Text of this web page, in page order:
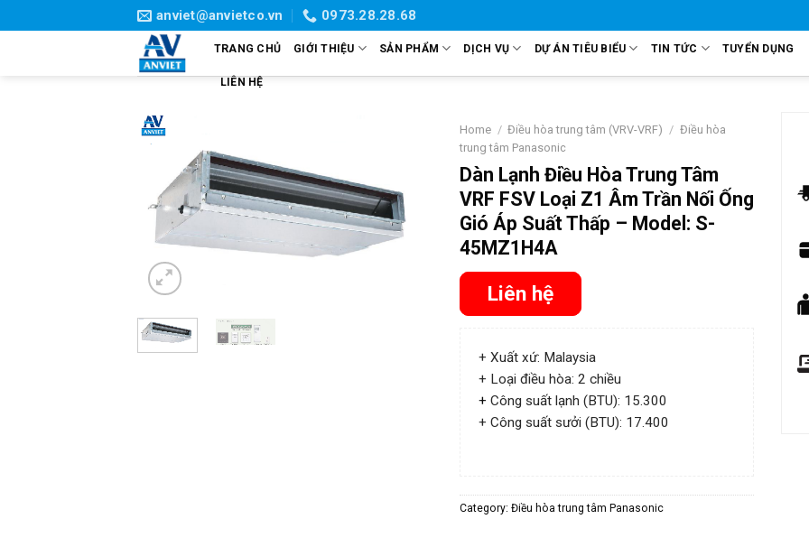
to
anviet@anvietco.vn 0973.28.28.68
TRANG CHỦ GIỚI THIỆU SẢN PHẨM DỊCH VỤ DỰ ÁN TIÊU BIỂU TIN TỨC TUYỂN DỤNG
LIÊN HỆ
Home / Điều hòa trung tâm (VRV-VRF) / Điều hòa
trung tâm Panasonic
Dàn Lạnh Điều Hòa Trung Tâm
VRF FSV Loại Z1 Âm Trần Nối Ống
Gió Áp Suất Thấp – Model: S-
45MZ1H4A
Liên hệ
+ Xuất xứ: Malaysia
+ Loại điều hòa: 2 chiều
+ Công suất lạnh (BTU): 15.300
+ Công suất sưởi (BTU): 17.400
Category: Điều hòa trung tâm Panasonic